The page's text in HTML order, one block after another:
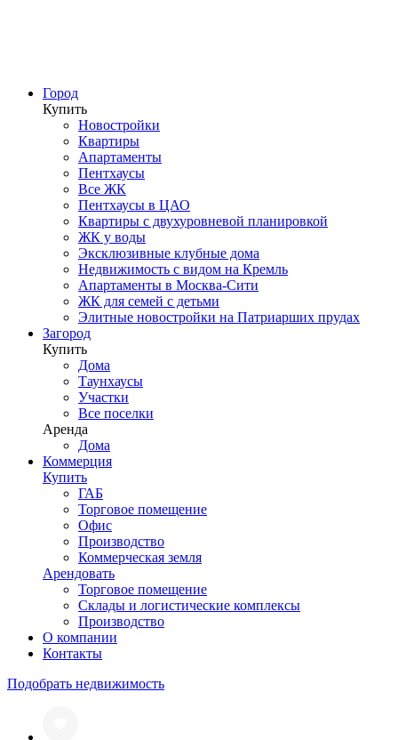
Город
Купить
Новостройки
Квартиры
Апартаменты
Пентхаусы
Все ЖК
Пентхаусы в ЦАО
Квартиры с двухуровневой планировкой
ЖК у воды
Эксклюзивные клубные дома
Недвижимость с видом на Кремль
Апартаменты в Москва-Сити
ЖК для семей с детьми
Элитные новостройки на Патриарших прудах
Загород
Купить
Дома
Таунхаусы
Участки
Все поселки
Аренда
Дома
Коммерция
Купить
ГАБ
Торговое помещение
Офис
Производство
Коммерческая земля
Арендовать
Торговое помещение
Склады и логистические комплексы
Производство
О компании
Контакты
Подобрать недвижимость